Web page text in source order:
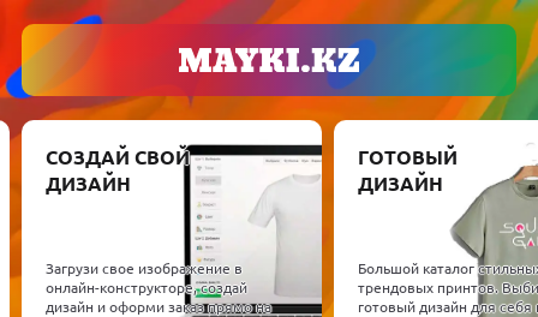
СОЗДАЙ СВОЙ
ДИЗАЙН
Загрузи свое изображение в
онлайн-конструкторе, создай
дизайн и оформи заказ прямо на
ГОТОВЫЙ
ДИЗАЙН
Большой каталог
трендовых принтов.
готовый дизайн для себя